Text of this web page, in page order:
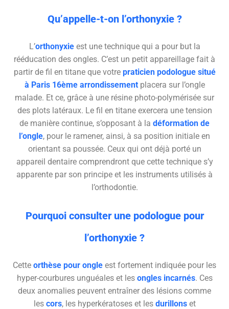
Qu’appelle-t-on l’orthonyxie ?
L’orthonyxieest une technique qui a pour but la
rééducation des ongles. C’est un petit appareillage fait à
partir de fil en titane que votre praticien podologue situé
à Paris 16ème arrondissementplacera sur l’ongle
malade. Et ce, grâce à une résine photo-polymérisée sur
des plots latéraux. Le fil en titane exercera une tension
de manière continue, s’opposant à la déformation de
l’ongle, pour le ramener, ainsi, à sa position initiale en
orientant sa poussée. Ceux qui ont déjà porté un
appareil dentaire comprendront que cette technique s’y
apparente par son principe et les instruments utilisés à
l’orthodontie.
Pourquoi consulter une podologue pour
l’orthonyxie ?
Cette orthèse pour ongle est fortement indiquée pour les
hyper-courbures unguéales et les ongles incarnés. Ces
deux anomalies peuvent entraîner des lésions comme
les cors, les hyperkératoses et les durillonset